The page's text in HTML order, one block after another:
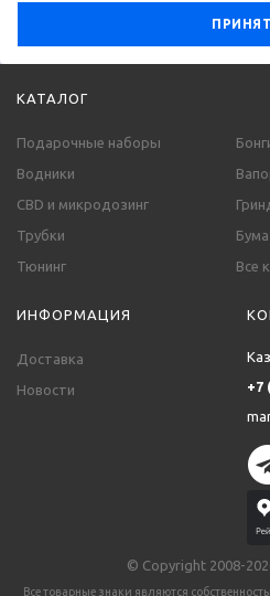
КАТАЛОГ
Подарочные наборы
Водники
CBD и микродозинг
Трубки
Тюнинг
Все
ИНФОРМАЦИЯ
Доставка
Новости
+7
© Copyright 2008-
Все товарные знаки являются